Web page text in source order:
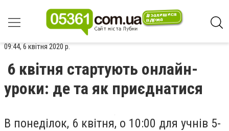
09:44, 6 квітня 2020 р.
6 квітня стартують онлайн-
уроки: де та як приєднатися
В понеділок, 6 квітня, о 10:00 для учнів 5-